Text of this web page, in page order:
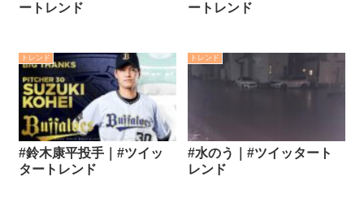
ートレンド
ートレンド
トレンド
#鈴木康平投手｜#ツイッ
タートレンド
トレンド
#水のう｜#ツイッタート
レンド